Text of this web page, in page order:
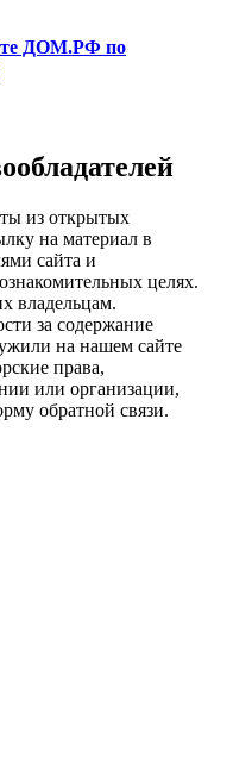
ДОМ.РФ по
из открытых
на материал в
сайта и
целях.
владельцам.
за содержание
на нашем сайте
права,
или организации,
обратной связи.